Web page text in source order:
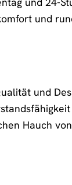
und
und
Hauch